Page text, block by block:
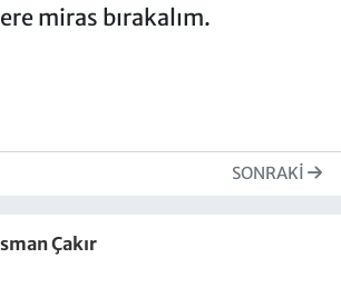
miras bırakalım.
SONRAKI
Çakır